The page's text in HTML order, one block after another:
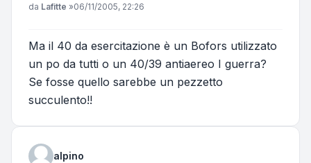
Messaggio
da Lafitte »06/11/2005, 22:26
Ma il 40 da esercitazione è un Bofors utilizzato
un po da tutti o un 40/39 antiaereo I guerra?
Se fosse quello sarebbe un pezzetto
succulento!!
alpino